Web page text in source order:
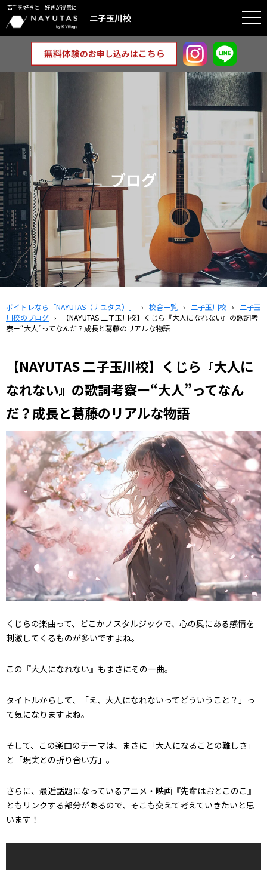
苦手を好きに 好きが得意に
二子玉川校
ブログ
ボイトレなら「NAYUTAS（ナユタス）」 › 校舎一覧 › 二子玉川校 ›
二子玉
川校のブログ ›
【NAYUTAS 二子玉川校】くじら『大人になれない』の歌詞考
察ー“大人”ってなんだ？成長と葛藤のリアルな物語
【NAYUTAS 二子玉川校】くじら『大人に
なれない』の歌詞考察ー“大人”ってなん
だ？成長と葛藤のリアルな物語
くじらの楽曲って、どこかノスタルジックで、心の奥にある感情を
刺激してくるものが多いですよね。
この『大人になれない』もまさにその一曲。
タイトルからして、「え、大人になれないってどういうこと？」っ
て気になりますよね。
そして、この楽曲のテーマは、まさに「大人になることの難しさ」
と「現実との折り合い方」。
さらに、最近話題になっているアニメ・映画『先輩はおとこのこ』
ともリンクする部分があるので、そこも交えて考えていきたいと思
います！